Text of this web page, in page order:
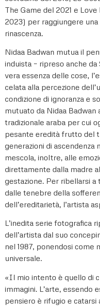
The Game del 2021 e
2023) per raggiungere
rinascenza.
Nidaa Badwan mutua il
induista – ripreso anche
vera essenza delle cose,
celata alla percezione
condizione di ignoranza e
mutuato da Nidaa Badwan
tradizionale araba per cui
pesante eredità frutto del
generazioni di ascendenza
mescola, inoltre, alle
direttamente dalla madre
gestazione. Per ribellarsi a
dalle tenebre della
dell’ereditarietà, l’artista
L’inedita serie fotografica
dell’artista dal suo
nel 1987, ponendosi come
universale.
«Il mio intento è quello di
immagini. L’arte, essendo
pensiero è rifugio e